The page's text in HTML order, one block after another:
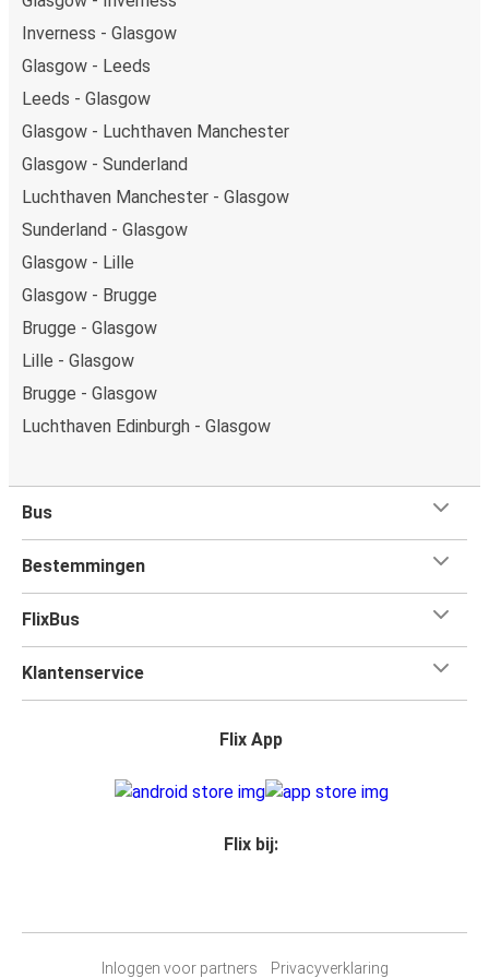
Inverness - Glasgow
Glasgow - Leeds
Leeds - Glasgow
Glasgow - Luchthaven Manchester
Glasgow - Sunderland
Luchthaven Manchester - Glasgow
Sunderland - Glasgow
Glasgow - Lille
Glasgow - Brugge
Brugge - Glasgow
Lille - Glasgow
Brugge - Glasgow
Luchthaven Edinburgh - Glasgow
Bus
Bestemmingen
FlixBus
Klantenservice
Flix App
Flix bij:
Inloggen voor partners Privacyverklaring